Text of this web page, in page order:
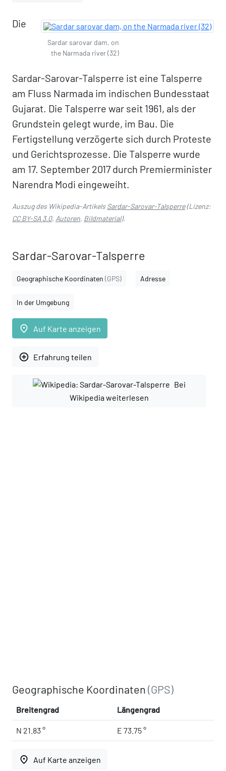
Sardar sarovar dam, on
the Narmada river (32)
Die
Sardar-Sarovar-Talsperre ist eine Talsperre
am Fluss Narmada im indischen Bundesstaat
Gujarat. Die Talsperre war seit 1961, als der
Grundstein gelegt wurde, im Bau. Die
Fertigstellung verzögerte sich durch Proteste
und Gerichtsprozesse. Die Talsperre wurde
am 17. September 2017 durch Premierminister
Narendra Modi eingeweiht.
Auszug des Wikipedia-ArtikelsSardar-Sarovar-Talsperre(Lizenz:
CC BY-SA 3.0, Autoren, Bildmaterial).
Sardar-Sarovar-Talsperre
Geographische Koordinaten (GPS) Adresse
In der Umgebung
place Auf Karte anzeigen
add_circle_outline Erfahrung teilen
Bei
Wikipedia weiterlesen
Geographische Koordinaten(GPS)
Breitengrad Längengrad
N 21.83 ° E 73.75 °
place Auf Karte anzeigen